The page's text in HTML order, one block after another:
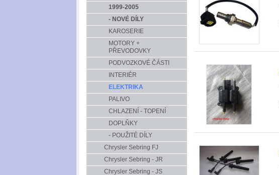
1999-2005
- NOVÉ DÍLY
KAROSERIE
MOTORY +
PŘEVODOVKY
PODVOZKOVÉ ČÁSTI
INTERIÉR
ELEKTRIKA
PALIVO
CHLAZENÍ - TOPENÍ
DOPLŇKY
- POUŽITÉ DÍLY
Chrysler Sebring FJ
Chrysler Sebring - JR
Chrysler Sebring - JS